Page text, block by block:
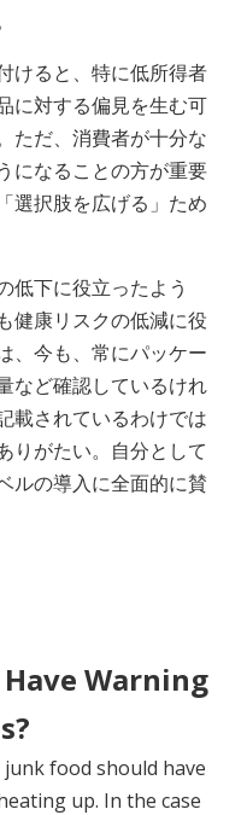
けると、特に低所得者
に対する偏見を生む可
ただ、消費者が十分な
になることの方が重要
選択肢を広げる」ため
低下に役立ったよう
健康リスクの低減に役
、今も、常にパッケー
など確認しているけれ
載されているわけでは
りがたい。自分として
ルの導入に全面的に賛
Warning
food should have
up. In the case